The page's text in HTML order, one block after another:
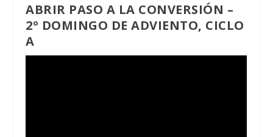
ABRIR PASO A LA CONVERSIÓN –
2º DOMINGO DE ADVIENTO, CICLO
A